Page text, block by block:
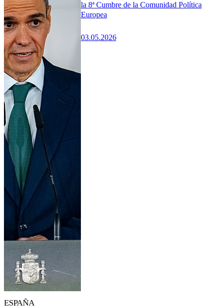
la 8ª Cumbre de la Comunidad Política
Europea
03.05.2026
ESPAÑA